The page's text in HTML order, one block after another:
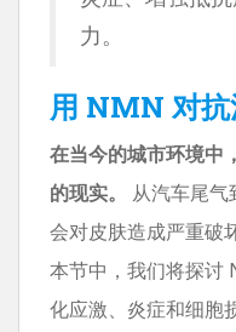
力。
用 NMN 对
在当今的城市环境中
的现实。
从汽车尾
会对皮肤造成严重破
本节中，我们将探讨
化应激、炎症和细胞